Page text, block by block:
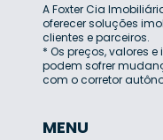
A Foxter Cia
oferecer soluções
clientes e parceiros.
* Os preços, valores
podem sofrer
com o corretor
MENU